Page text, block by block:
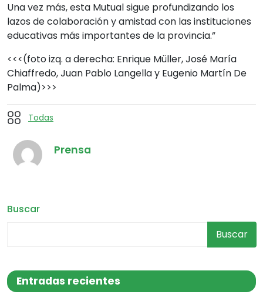
Buscar
Buscar
Entradas recientes
Una vez más, esta Mutual sigue profundizando los
lazos de colaboración y amistad con las instituciones
educativas más importantes de la provincia.”
<<<(foto izq. a derecha: Enrique Müller, José María
Chiaffredo, Juan Pablo Langella y Eugenio Martín De
Palma)>>>
Todas
Prensa